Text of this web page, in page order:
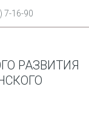
7-16-90
РАЗВИТИЯ